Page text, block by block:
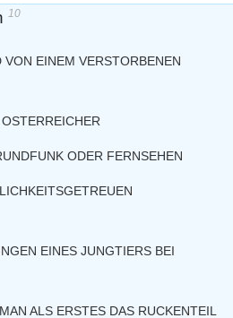
10
VON EINEM VERSTORBENEN
ODER FERNSEHEN
EINES JUNGTIERS BEI
ALS ERSTES DAS RUCKENTEIL